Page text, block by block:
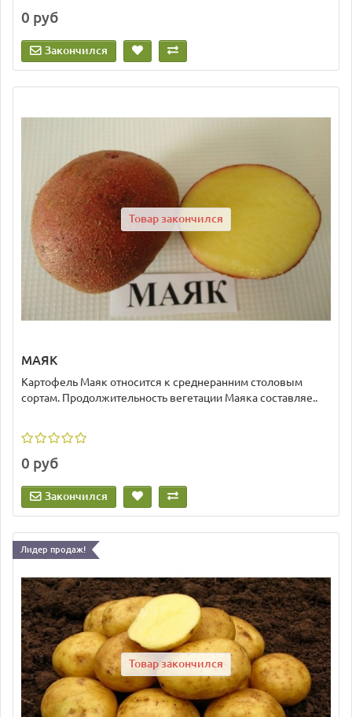
0 руб
Закончился
Товар закончился
МАЯК
Картофель Маяк относится к среднеранним столовым
сортам. Продолжительность вегетации Маяка составляе..
0 руб
Закончился
Лидер продаж!
Товар закончился